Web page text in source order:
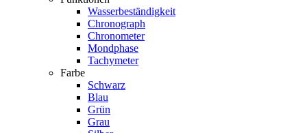
Wasserbeständigkeit
Chronograph
Chronometer
Mondphase
Tachymeter
Farbe
Schwarz
Blau
Grün
Grau